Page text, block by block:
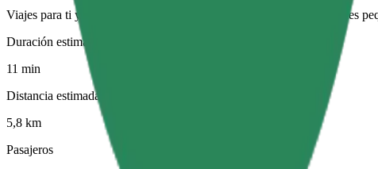
Viajes para ti y tu mascota. Los perros deben llevar bozal, los animales
Duración estimada del viaje
11 min
Distancia estimada
5,8 km
Pasajeros